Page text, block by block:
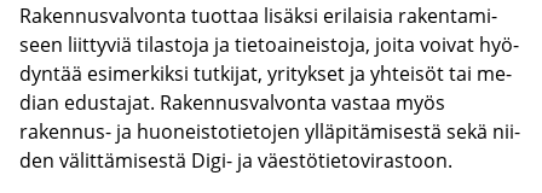
Ra­ken­nus­val­von­ta tuot­taa li­säk­si eri­lai­sia ra­ken­ta­mi­
seen liit­ty­viä ti­las­to­ja ja tie­toai­neis­to­ja, joita voi­vat hyö­
dyn­tää esi­mer­kik­si tut­ki­jat, yri­tyk­set ja yh­tei­söt tai me­
dian edus­ta­jat. Ra­ken­nus­val­von­ta vas­taa myös
rakennus-​ ja huo­neis­to­tie­to­jen yl­lä­pi­tä­mi­ses­tä sekä nii­
den vä­lit­tä­mi­ses­tä Digi- ja väes­tö­tie­to­vi­ras­toon.